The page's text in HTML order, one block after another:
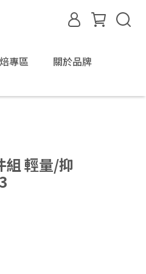
專區
關於品牌
組 輕量/抑